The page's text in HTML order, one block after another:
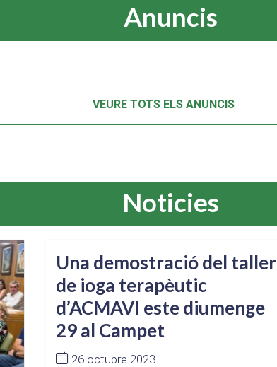
Anuncis
VEURE TOTS ELS ANUNCIS
Noticies
Una demostració del taller
de ioga terapèutic
d’ACMAVI este diumenge
29 al Campet
26 octubre 2023